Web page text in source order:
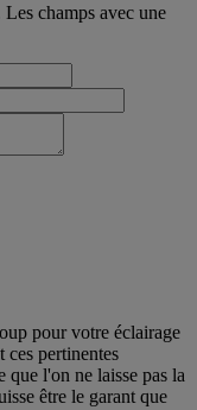
champs avec une
pour votre éclairage
ces pertinentes
que l'on ne laisse pas la
être le garant que